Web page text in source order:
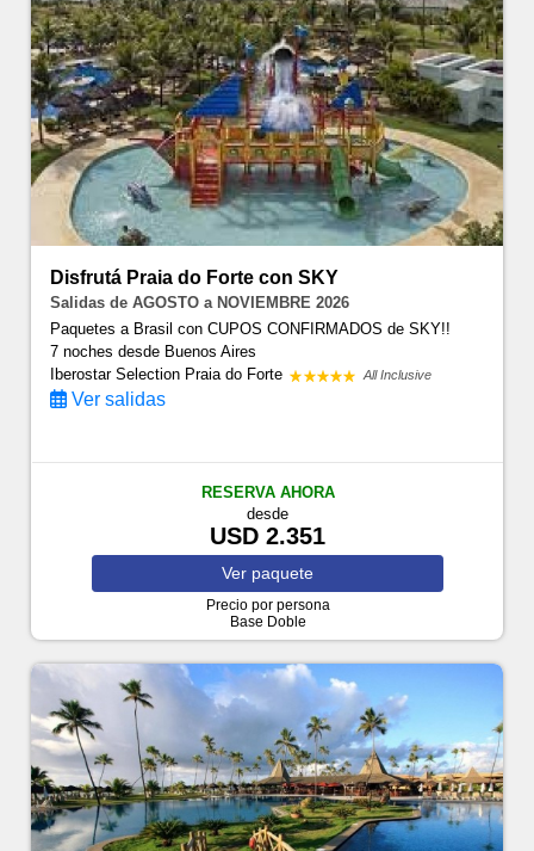
Disfrutá Praia do Forte con SKY
Salidas de AGOSTO a NOVIEMBRE 2026
Paquetes a Brasil con CUPOS CONFIRMADOS de SKY!!
7 nochesdesde Buenos Aires
Iberostar Selection Praia do Forte
All Inclusive
Ver salidas
RESERVA AHORA
desde
USD 2.351
Ver paquete
Precio por persona
Base Doble